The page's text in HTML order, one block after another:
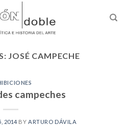
JOSÉ CAMPECHE
campeches
2014 BY ARTURO DÁVILA